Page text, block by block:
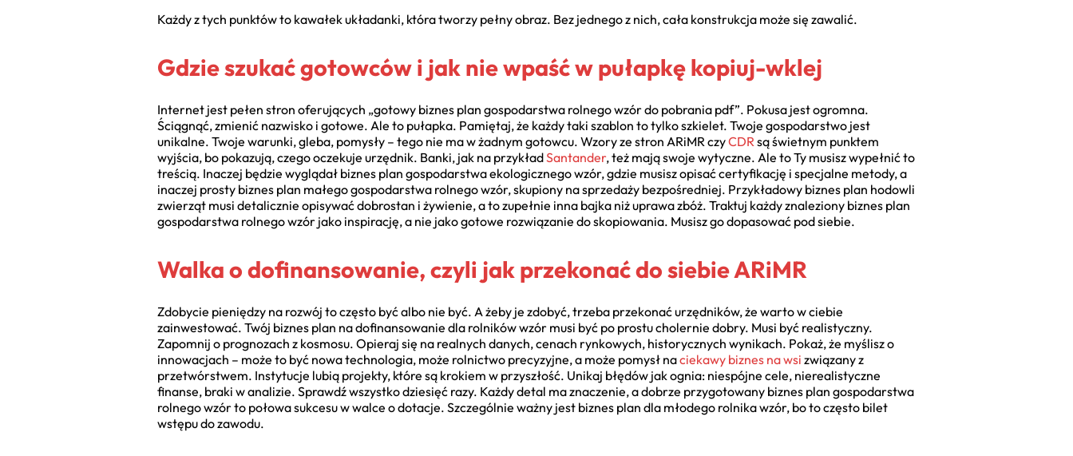
Każdy z tych punktów to kawałek układanki, która tworzy pełny obraz. Bez jednego z nich, cała konstrukcja może się zawalić.
Gdzie szukać gotowców i jak nie wpaść w pułapkę kopiuj-wklej
Internet jest pełen stron oferujących „gotowy biznes plan gospodarstwa rolnego wzór do pobrania pdf”. Pokusa jest ogromna.
Ściągnąć, zmienić nazwisko i gotowe. Ale to pułapka. Pamiętaj, że każdy taki szablon to tylko szkielet. Twoje gospodarstwo jest
unikalne. Twoje warunki, gleba, pomysły – tego nie ma w żadnym gotowcu. Wzory ze stron ARiMR czyCDRsą świetnym punktem
wyjścia, bo pokazują, czego oczekuje urzędnik. Banki, jak na przykładSantander, też mają swoje wytyczne. Ale to Ty musisz wypełnić to
treścią. Inaczej będzie wyglądał biznes plan gospodarstwa ekologicznego wzór, gdzie musisz opisać certyfikację i specjalne metody, a
inaczej prosty biznes plan małego gospodarstwa rolnego wzór, skupiony na sprzedaży bezpośredniej. Przykładowy biznes plan hodowli
zwierząt musi detalicznie opisywać dobrostan i żywienie, a to zupełnie inna bajka niż uprawa zbóż. Traktuj każdy znaleziony biznes plan
gospodarstwa rolnego wzór jako inspirację, a nie jako gotowe rozwiązanie do skopiowania. Musisz go dopasować pod siebie.
Walka o dofinansowanie, czyli jak przekonać do siebie ARiMR
Zdobycie pieniędzy na rozwój to często być albo nie być. A żeby je zdobyć, trzeba przekonać urzędników, że warto w ciebie
zainwestować. Twój biznes plan na dofinansowanie dla rolników wzór musi być po prostu cholernie dobry. Musi być realistyczny.
Zapomnij o prognozach z kosmosu. Opieraj się na realnych danych, cenach rynkowych, historycznych wynikach. Pokaż, że myślisz o
innowacjach – może to być nowa technologia, może rolnictwo precyzyjne, a może pomysł naciekawy biznes na wsi związany z
przetwórstwem. Instytucje lubią projekty, które są krokiem w przyszłość. Unikaj błędów jak ognia: niespójne cele, nierealistyczne
finanse, braki w analizie. Sprawdź wszystko dziesięć razy. Każdy detal ma znaczenie, a dobrze przygotowany biznes plan gospodarstwa
rolnego wzór to połowa sukcesu w walce o dotacje. Szczególnie ważny jest biznes plan dla młodego rolnika wzór, bo to często bilet
wstępu do zawodu.